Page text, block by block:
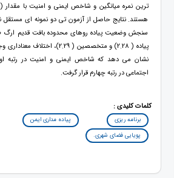
هستند. نتایج حاصل از آزمون تی دو نمونه ای
سنجش وضعیت پیاده روهای محدوده بافت قدیم ارگ
نشان می دهد که شاخص ایمنی و امنیت در رتبه
اجتماعی در رتبه چهارم قرار گرفت.
کلمات کلیدی :
برنامه ریزی پیاده مداری ایمن
پویایی فضای شهری.